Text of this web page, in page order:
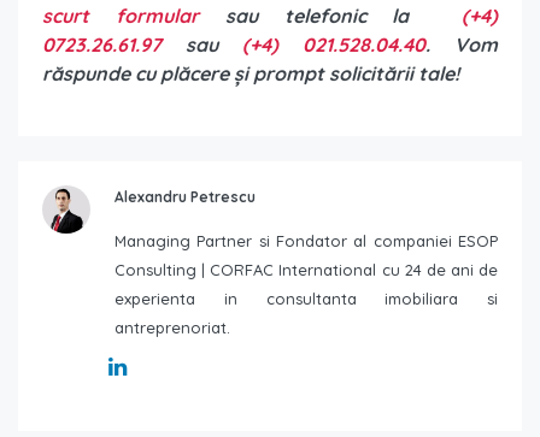
scurt formularsau telefonic la (+4)
0723.26.61.97sau (+4) 021.528.04.40. Vom
răspunde cu plăcere și prompt solicitării tale!
Alexandru Petrescu
Managing Partner si Fondator al companiei ESOP
Consulting | CORFAC International cu 24 de ani de
experienta in consultanta imobiliara si
antreprenoriat.